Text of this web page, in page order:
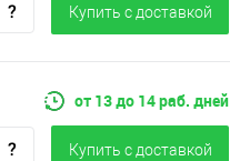
Купить c доставкой
от 13 до 14 раб. дней
Купить c доставкой